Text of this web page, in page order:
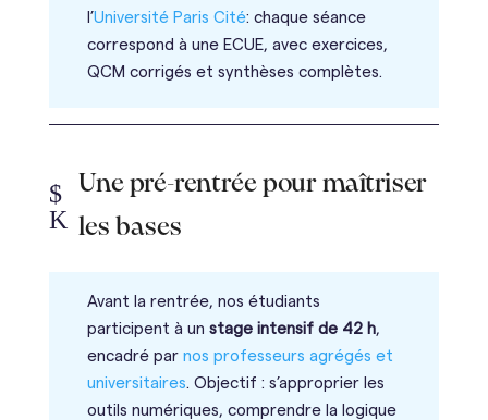
l’Université Paris Cité: chaque séance
correspond à une ECUE, avec exercices,
QCM corrigés et synthèses complètes.
Une pré-rentrée pour maîtriser
les bases
$
K
Avant la rentrée, nos étudiants
participent à un stage intensif de 42 h,
encadré par nos professeurs agrégés et
universitaires. Objectif : s’approprier les
outils numériques, comprendre la logique